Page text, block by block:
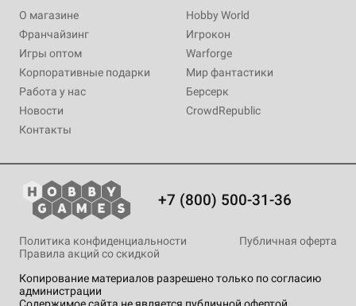
О магазине
Франчайзинг
Игры оптом
Корпоративные подарки
Работа у нас
Новости
Контакты
Hobby World
Игрокон
Warforge
Мир фантастики
Берсерк
CrowdRepublic
+7 (800) 500-31-36
Копирование материалов разрешено только по согласию
администрации
Политика конфиденциальности
Публичная оферта
Правила акций со скидкой